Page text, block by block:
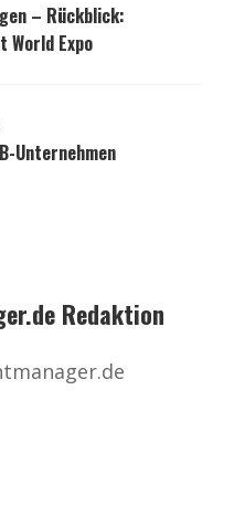
– Rückblick:
World Expo
Unternehmen
Redaktion